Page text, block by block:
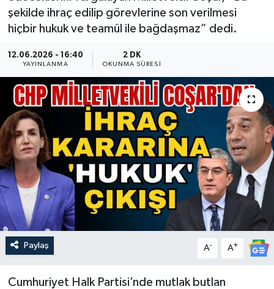
şekilde ihraç edilip görevlerine son verilmesi
hiçbir hukuk ve teamül ile bağdaşmaz” dedi.
12.06.2026 - 16:40
YAYINLANMA
2 DK
OKUNMA SÜRESI
Paylaş A- A+
Cumhuriyet Halk Partisi’nde mutlak butlan
Kültür & Sanat
Magazin
Resmi İlan
Sağlık & Yaşam
Siyaset
Spor